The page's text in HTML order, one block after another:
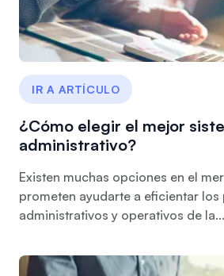
IR A ARTÍCULO
¿Cómo elegir el mejor
administrativo?
Existen muchas opciones en el
prometen ayudarte a eficientar los
administrativos y operativos de la...